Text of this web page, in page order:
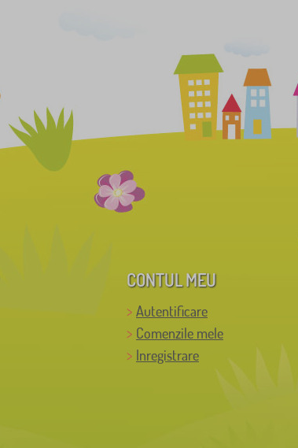
CONTUL MEU
Autentificare
Comenzile mele
Inregistrare